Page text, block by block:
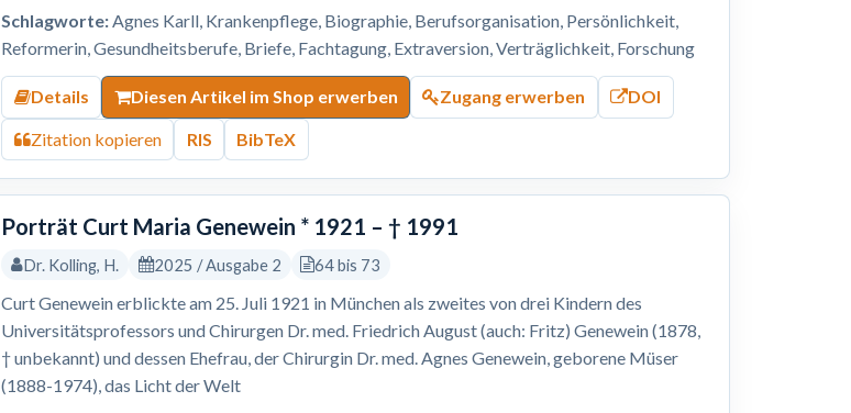
Schlagworte:Agnes Karll, Krankenpflege, Biographie, Berufsorganisation, Persönlichkeit,
Reformerin, Gesundheitsberufe, Briefe, Fachtagung, Extraversion, Verträglichkeit, Forschung
Details Diesen Artikel im Shop erwerben Zugang erwerben DOI
Zitation kopieren RIS BibTeX
Porträt Curt Maria Genewein * 1921 – † 1991
Dr. Kolling, H. 2025 / Ausgabe 2 64 bis 73
Curt Genewein erblickte am 25. Juli 1921 in München als zweites von drei Kindern des
Universitätsprofessors und Chirurgen Dr. med. Friedrich August (auch: Fritz) Genewein (1878,
† unbekannt) und dessen Ehefrau, der Chirurgin Dr. med. Agnes Genewein, geborene Müser
(1888-1974), das Licht der Welt